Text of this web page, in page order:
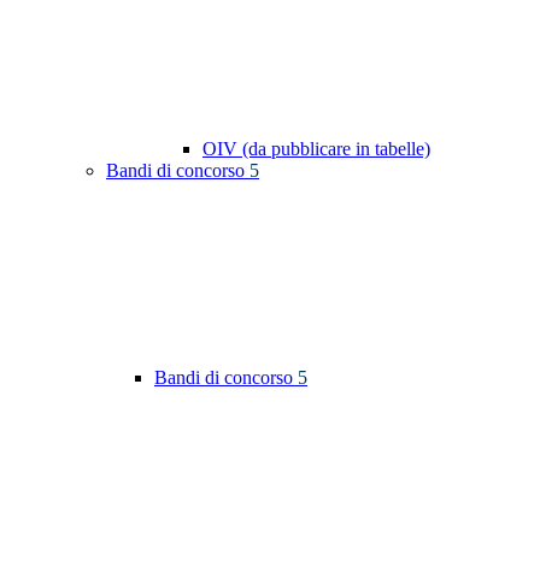
OIV (da pubblicare in tabelle)
Bandi di concorso 5
Bandi di concorso 5